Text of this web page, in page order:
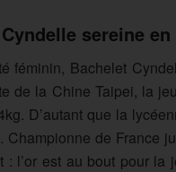
sereine
féminin, Bachelet
de la Chine Taipei, la
D’autant que la
Championne de France
: l’or est au bout pour